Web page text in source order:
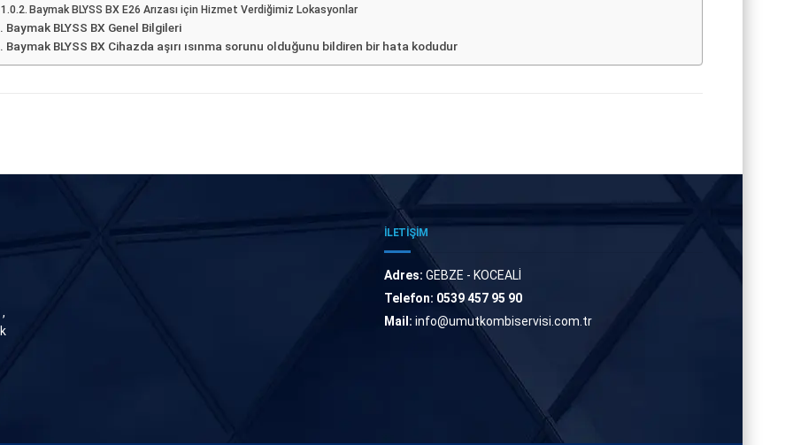
Baymak BLYSS BX E26 Arızası için Hizmet Verdiğimiz Lokasyonlar
Baymak BLYSS BX Genel Bilgileri
Baymak BLYSS BX Cihazda aşırı ısınma sorunu olduğunu bildiren bir hata kodudur
İLETİŞİM
Adres: GEBZE - KOCEALİ
Telefon: 0539 457 95 90
Mail: info@umutkombiservisi.com.tr